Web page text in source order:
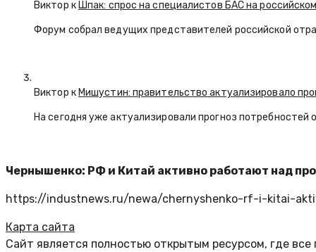
Виктор кШпак: спрос на специалистов БАС на
Форум собрал ведущих представителей российской
Виктор кМишустин: правительство актуализировало
На сегодня уже актуализировали прогноз
Чернышенко: РФ и Китай активно работают над
https://industnews.ru/newa/chernyshenko-rf-i-kitai-
Карта сайта
Сайт является полностью открытым ресурсом, где